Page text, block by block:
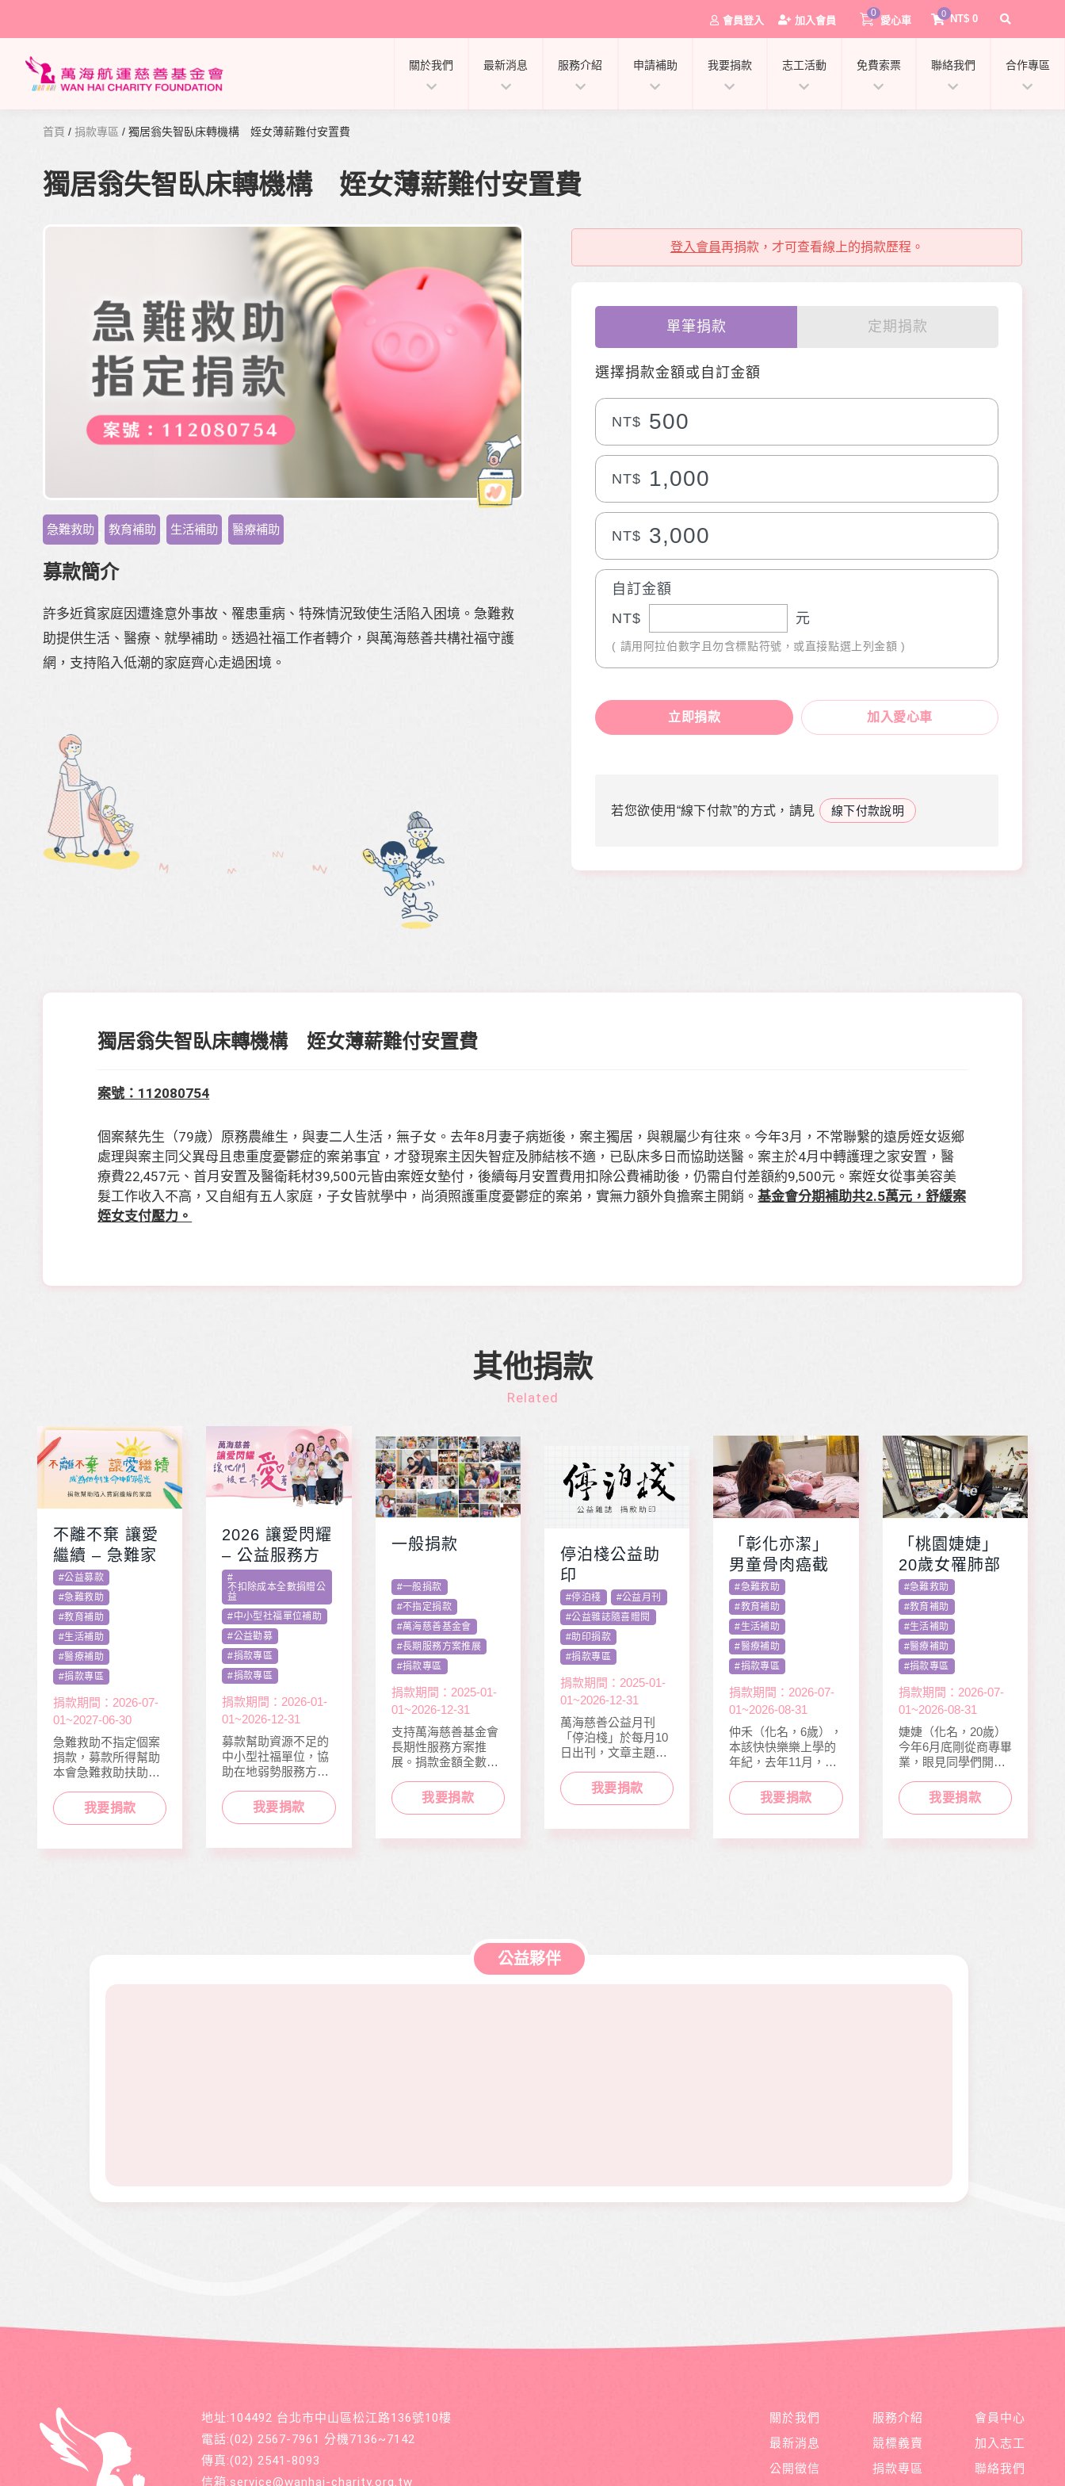
會員登入 加入會員
0
愛心車
0
NT$ 0
0
關於我們 最新消息 服務介紹 申請補助 我要捐款 志工活動 免費索票 聯絡我們 合作專區
首頁 / 捐款專區 / 獨居翁失智臥床轉機構 姪女薄薪難付安置費
獨居翁失智臥床轉機構 姪女薄薪難付安置費
急難救助 教育補助 生活補助 醫療補助
募款簡介
許多近貧家庭因遭逢意外事故、罹患重病、特殊情況致使生活陷入困境。急難救
助提供生活、醫療、就學補助。透過社福工作者轉介，與萬海慈善共構社福守護
網，支持陷入低潮的家庭齊心走過困境。
登入會員再捐款，才可查看線上的捐款歷程。
單筆捐款 定期捐款
選擇捐款金額或自訂金額
NT$ 500
NT$ 1,000
NT$ 3,000
自訂金額
NT$
元
( 請用阿拉伯數字且勿含標點符號，或直接點選上列金額 )
立即捐款 加入愛心車
若您欲使用“線下付款”的方式，請見 線下付款說明
獨居翁失智臥床轉機構 姪女薄薪難付安置費
案號： 112080754
個案蔡先生（79歲）原務農維生，與妻二人生活，無子女。去年8月妻子病逝後，案主獨居，與親屬少有往來。今年3月，不常聯繫的遠房姪女返鄉
處理與案主同父異母且患重度憂鬱症的案弟事宜，才發現案主因失智症及肺結核不適，已臥床多日而協助送醫。案主於4月中轉護理之家安置，醫
療費22,457元、首月安置及醫衛耗材39,500元皆由案姪女墊付，後續每月安置費用扣除公費補助後，仍需自付差額約9,500元。案姪女從事美容美
髮工作收入不高，又自組有五人家庭，子女皆就學中，尚須照護重度憂鬱症的案弟，實無力額外負擔案主開銷。基金會分期補助共2.5萬元，舒緩案
姪女支付壓力。
其他捐款
Related
不離不棄 讓愛
繼續 – 急難家
庭扶助專案
#公益募款
#急難救助
#教育補助
#生活補助
#醫療補助
#捐款專區
捐款期間：2026-07-
01~2027-06-30
急難救助不指定個案
捐款，募款所得幫助
本會急難救助扶助之
度過經濟困境。
我要捐款
2026 讓愛閃耀
– 公益服務方
案補助專案 勸
募活動指定捐
款
#
不扣除成本全數捐贈公
益
#中小型社福單位補助
#公益勸募
#捐款專區
#捐款專區
捐款期間：2026-01-
01~2026-12-31
募款幫助資源不足的
中小型社福單位，協
助在地弱勢服務方案
勢族群。我要捐款
一般捐款
#一般捐款
#不指定捐款
#萬海慈善基金會
#長期服務方案推展
#捐款專區
捐款期間：2025-01-
01~2026-12-31
支持萬海慈善基金會
長期性服務方案推
展。捐款金額全數用
作，如熱氣球升空、
當我們同在醫起、愛
資捐助等各項服務。
我要捐款
停泊棧公益助
印
#停泊棧 #公益月刊
#公益雜誌隨喜贈閱
#助印捐款
#捐款專區
捐款期間：2025-01-
01~2026-12-31
萬海慈善公益月刊
「停泊棧」於每月10
日出刊，文章主題包
靈、健康、人文傳遞
正能量及價值觀，是
邀請您長期駐印 本刊
我要捐款
「彰化亦潔」
男童骨肉癌截
肢化療 受暴單
親媽照顧陷困
#急難救助
#教育補助
#生活補助
#醫療補助
#捐款專區
捐款期間：2026-07-
01~2026-08-31
仲禾（化名，6歲），
本該快快樂樂上學的
年紀，去年11月，因
查，確診罹患骨肉癌
二期。因病況變化太
上復發，短短幾個月
我要捐款
「桃園婕婕」
20歲女罹肺部
罕病 父兼多份
工愁醫費
#急難救助
#教育補助
#生活補助
#醫療補助
#捐款專區
捐款期間：2026-07-
01~2026-08-31
婕婕（化名，20歲）
今年6月底剛從商專畢
業，眼見同學們開心
她卻因病無法面試工
作而感到沮喪。婕婕
員，個性活潑開朗，
我要捐款
公益夥伴
地址:104492 台北市中山區松江路136號10樓
電話:(02) 2567-7961 分機7136~7142
傳真:(02) 2541-8093
信箱:service@wanhai-charity.org.tw
關於我們
最新消息
公開徵信
服務介紹
競標義賣
捐款專區
會員中心
加入志工
聯絡我們